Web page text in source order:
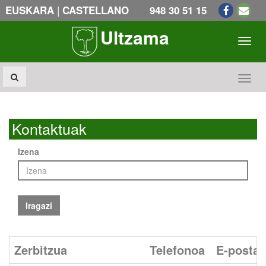
EUSKARA | CASTELLANO 948 30 51 15
Ultzama
Kontaktuak
Izena
Iragazi
Zerbitzua Telefonoa E-posta